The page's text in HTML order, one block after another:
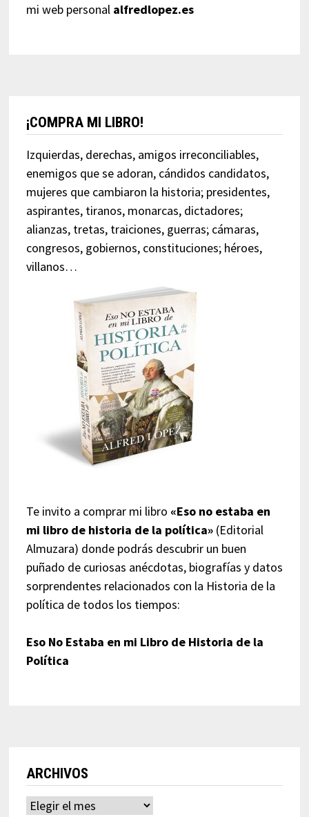
mi web personal alfredlopez.es
¡COMPRA MI LIBRO!
Izquierdas, derechas, amigos irreconciliables,
enemigos que se adoran, cándidos candidatos,
mujeres que cambiaron la historia; presidentes,
aspirantes, tiranos, monarcas, dictadores;
alianzas, tretas, traiciones, guerras; cámaras,
congresos, gobiernos, constituciones; héroes,
villanos…
Te invito a comprar mi libro «Eso no estaba en
mi libro de historia de la política»(Editorial
Almuzara) donde podrás descubrir un buen
puñado de curiosas anécdotas, biografías y datos
sorprendentes relacionados con la Historia de la
política de todos los tiempos:
Eso No Estaba en mi Libro de Historia de la
Política
ARCHIVOS
Archivos